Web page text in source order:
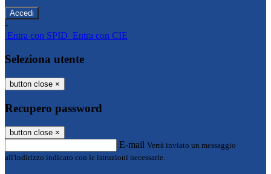
-
Entra con SPID Entra con CIE
Seleziona utente
button close ×
Recupero password
button close ×
E-mail Verrà inviato un messaggio
all'indirizzo indicato con le istruzioni necessarie.